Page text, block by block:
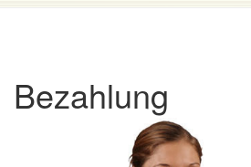
Bezahlung